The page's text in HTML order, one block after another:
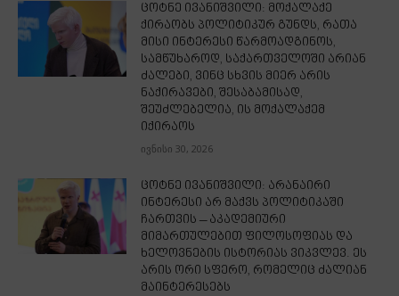
ცოტნე ივანიშვილი: მოქალაქე
ქირაობს პოლიტიკურ გუნდს, რათა
მისი ინტერესი წარმოადგინოს,
სამწუხაროდ, საქართველოში არიან
ძალები, ვინც სხვის მიერ არის
ნაქირავები, შესაბამისად,
შეუძლებელია, ის მოქალაქემ
იქირაოს
ივნისი 30, 2026
ცოტნე ივანიშვილი: არანაირი
ინტერესი არ მაქვს პოლიტიკაში
ჩართვის – აკადემიური
მიმართულებით ფილოსოფიას და
ხელოვნების ისტორიას ვიკვლევ. ეს
არის ორი სფერო, რომელიც ძალიან
მაინტერესებს